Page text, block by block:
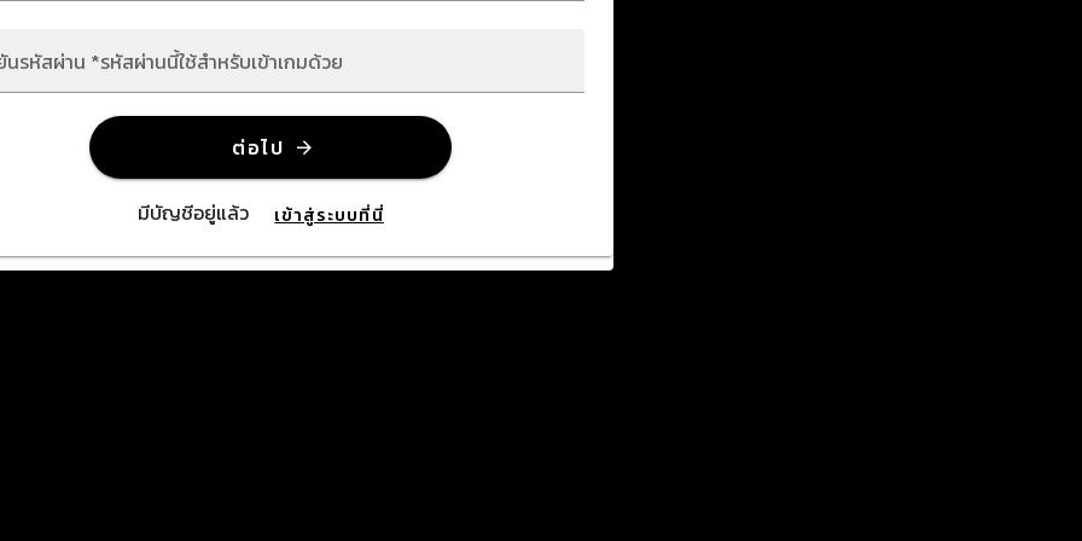
รหัสผ่าน *รหัสผ่านนี้ใช้สำหรับเข้าเกมด้วย
ต่อไป
มีบัญชีอยู่แล้ว เข้าสู่ระบบที่นี่